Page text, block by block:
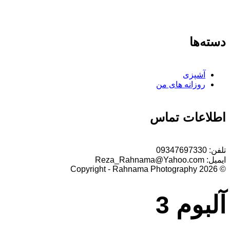
دسته‌ها
آشپزی
روزانه های من
اطلاعات تماس
تلفن:
ایمیل:
© 2026 Copyright - Rahnama Photography
آلبوم 3